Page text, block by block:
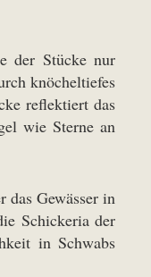
der Stücke nur
knöcheltiefes
reflektiert das
wie Sterne an
das Gewässer in
Schickeria der
in Schwabs